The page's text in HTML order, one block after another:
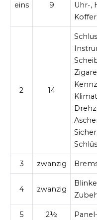
eins 9
Uhr-,
2 14
3 zwanzig
4 zwanzig
5 2½